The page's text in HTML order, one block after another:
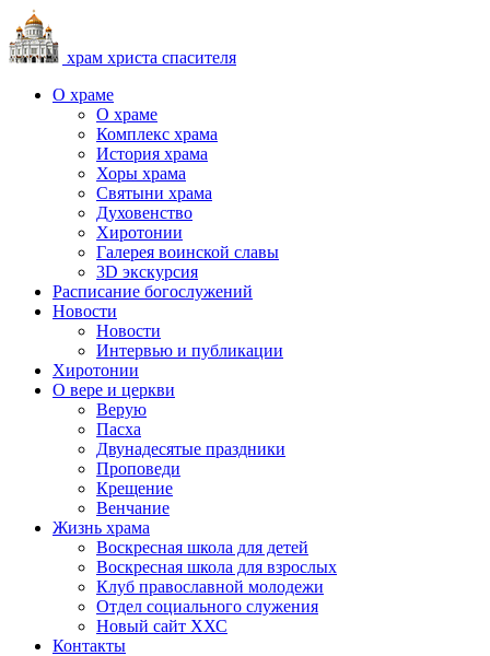
храм христа спасителя
О храме
О храме
Комплекс храма
История храма
Хоры храма
Святыни храма
Духовенство
Хиротонии
Галерея воинской славы
3D экскурсия
Расписание богослужений
Новости
Новости
Интервью и публикации
Хиротонии
О вере и церкви
Верую
Пасха
Двунадесятые праздники
Проповеди
Крещение
Венчание
Жизнь храма
Воскресная школа для детей
Воскресная школа для взрослых
Клуб православной молодежи
Отдел социального служения
Новый сайт ХХС
Контакты